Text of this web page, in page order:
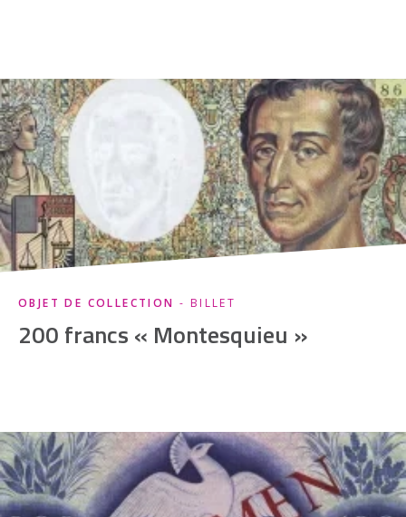
OBJET DE COLLECTION - BILLET
200 francs « Montesquieu »